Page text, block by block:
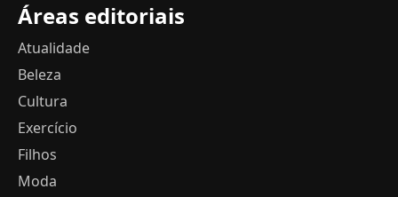
Áreas editoriais
Atualidade
Beleza
Cultura
Exercício
Filhos
Moda